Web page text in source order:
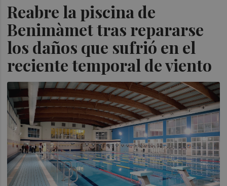
Reabre la piscina de
Benimàmet tras repararse
los daños que sufrió en el
reciente temporal de viento